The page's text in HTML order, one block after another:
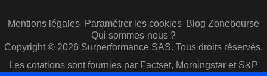
Mentions légales Paramétrer les cookies Blog Zonebourse
Qui sommes-nous ?
Copyright © 2026 Surperformance SAS. Tous droits réservés.
Les cotations sont fournies par Factset, Morningstar et S&P